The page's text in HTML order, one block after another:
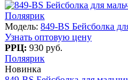
Поляярик
Модель: 849-BS Бейсболка
Узнать оптовую цену
РРЦ: 930 руб.
Поляярик
Новинка